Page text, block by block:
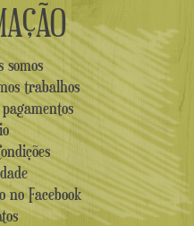
somos
trabalhos
no Facebook